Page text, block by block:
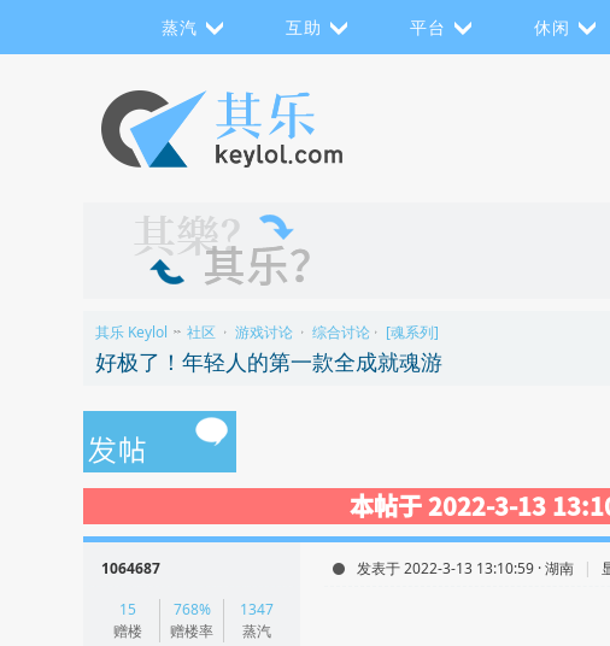
蒸汽 互助 平台 休闲
其乐 Keylol >> 社区 › 游戏讨论 › 综合讨论 › [魂系列]
好极了！年轻人的第一款全成就魂游
本帖于 2022-3-13
1064687
15
赠楼
768%
赠楼率
1347
蒸汽
发表于 2022-3-13 13:10:59 · 湖南 |